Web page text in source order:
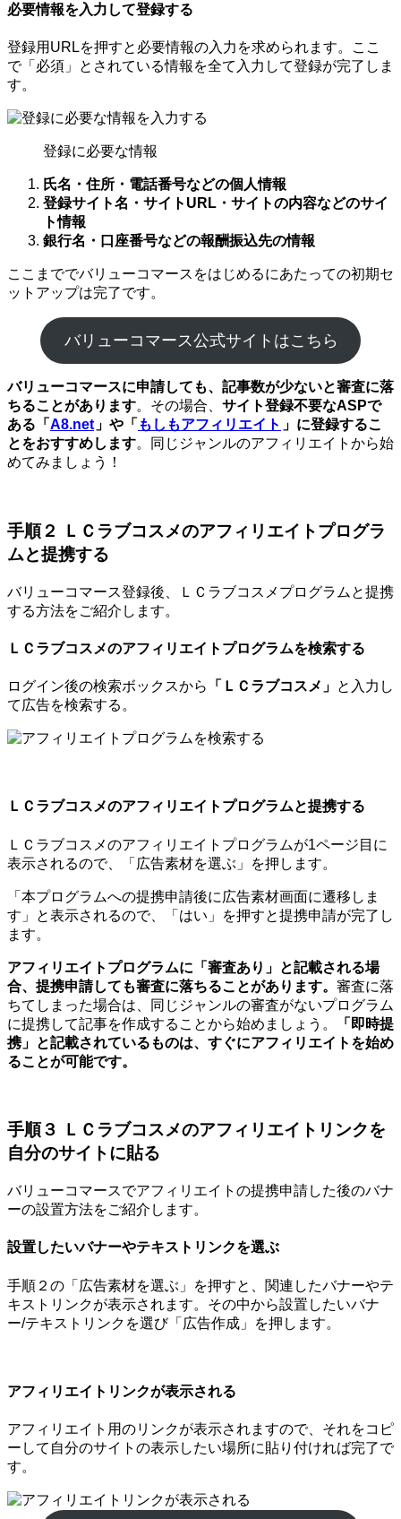
必要情報を入力して登録する
登録用URLを押すと必要情報の入力を求められます。ここ
で「必須」とされている情報を全て入力して登録が完了しま
す。
登録に必要な情報
氏名・住所・電話番号などの個人情報
登録サイト名・サイトURL・サイトの内容などのサイ
ト情報
銀行名・口座番号などの報酬振込先の情報
ここまででバリューコマースをはじめるにあたっての初期セ
ットアップは完了です。
バリューコマース公式サイトはこちら
バリューコマースに申請しても、記事数が少ないと審査に落
ちることがあります。その場合、 サイト登録不要なASPで
ある「 A8.net 」や「 もしもアフィリエイト 」に登録するこ
とをおすすめします。同じジャンルのアフィリエイトから始
めてみましょう！
手順２ ＬＣラブコスメのアフィリエイトプログラ
ムと提携する
バリューコマース登録後、ＬＣラブコスメプログラムと提携
する方法をご紹介します。
ＬＣラブコスメのアフィリエイトプログラムを検索する
ログイン後の検索ボックスから 「ＬＣラブコスメ」 と入力し
て広告を検索する。
ＬＣラブコスメのアフィリエイトプログラムと提携する
ＬＣラブコスメのアフィリエイトプログラムが1ページ目に
表示されるので、「広告素材を選ぶ」を押します。
「本プログラムへの提携申請後に広告素材画面に遷移しま
す」と表示されるので、「はい」を押すと提携申請が完了し
ます。
アフィリエイトプログラムに「審査あり」と記載される場
合、提携申請しても審査に落ちることがあります。 審査に落
ちてしまった場合は、同じジャンルの審査がないプログラム
に提携して記事を作成することから始めましょう。
「即時提
携」と記載されているものは、すぐにアフィリエイトを始め
ることが可能です。
手順３ ＬＣラブコスメのアフィリエイトリンクを
自分のサイトに貼る
バリューコマースでアフィリエイトの提携申請した後のバナ
ーの設置方法をご紹介します。
設置したいバナーやテキストリンクを選ぶ
手順２の「広告素材を選ぶ」を押すと、関連したバナーやテ
キストリンクが表示されます。その中から設置したいバナ
ー/テキストリンクを選び「広告作成」を押します。
アフィリエイトリンクが表示される
アフィリエイト用のリンクが表示されますので、それをコピ
ーして自分のサイトの表示したい場所に貼り付ければ完了で
す。